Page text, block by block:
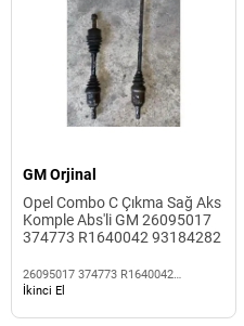
GM Orjinal
Opel Combo C Çıkma Sağ Aks
Komple Abs'li GM 26095017
374773 R1640042 93184282
26095017 374773 R1640042
93184282
İkinci El